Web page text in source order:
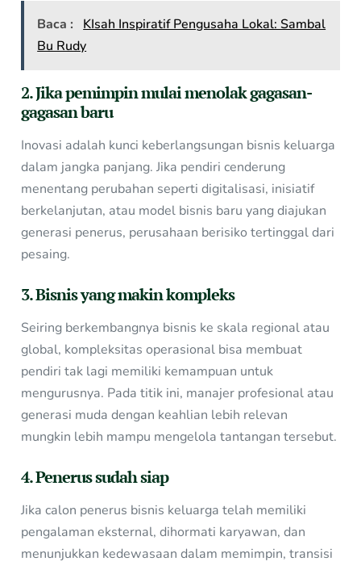
Baca :
KIsah Inspiratif Pengusaha Lokal: Sambal
Bu Rudy
2. Jika pemimpin mulai menolak gagasan-
gagasan baru
Inovasi adalah kunci keberlangsungan bisnis keluarga
dalam jangka panjang. Jika pendiri cenderung
menentang perubahan seperti digitalisasi, inisiatif
berkelanjutan, atau model bisnis baru yang diajukan
generasi penerus, perusahaan berisiko tertinggal dari
pesaing.
3. Bisnis yang makin kompleks
Seiring berkembangnya bisnis ke skala regional atau
global, kompleksitas operasional bisa membuat
pendiri tak lagi memiliki kemampuan untuk
mengurusnya. Pada titik ini, manajer profesional atau
generasi muda dengan keahlian lebih relevan
mungkin lebih mampu mengelola tantangan tersebut.
4. Penerus sudah siap
Jika calon penerus bisnis keluarga telah memiliki
pengalaman eksternal, dihormati karyawan, dan
menunjukkan kedewasaan dalam memimpin, transisi